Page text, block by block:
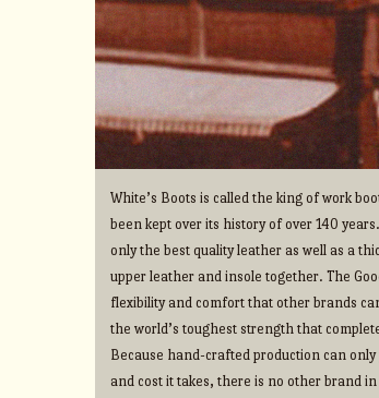
White’s Boots is called the king of work
been kept over its history of over 140
only the best quality leather as well as a
upper leather and insole together. The
flexibility and comfort that other brands
the world’s toughest strength that
Because hand-crafted production can
and cost it takes, there is no other brand